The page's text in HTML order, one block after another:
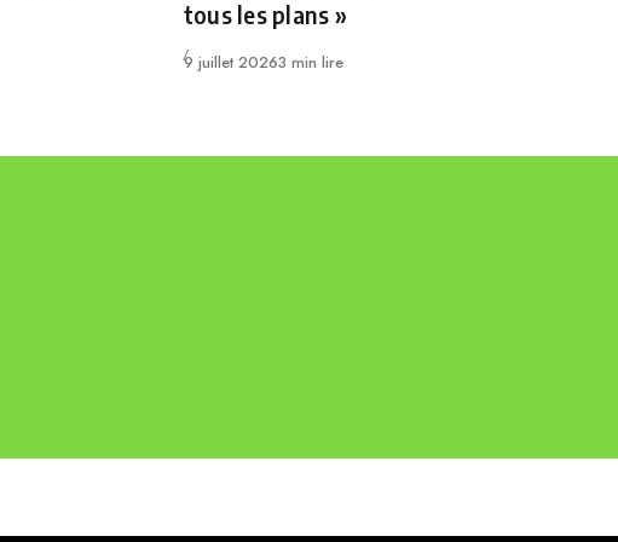
tous les plans »
Publié
9 juillet 20263 min lire